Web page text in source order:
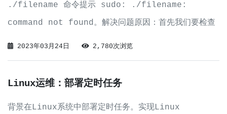
./filename 命令提示 sudo: ./filename:
command not found。解决问题原因：首先我们要检查
当前路径使用处于二进制文件所在的目录（或者在命令中写
明路径也是可以的），如果文件路径没有问题且仍在提示
comman
2023年03月24日 2,780次浏览
Linux运维：部署定时任务
背景在Linux系统中部署定时任务。实现Linux